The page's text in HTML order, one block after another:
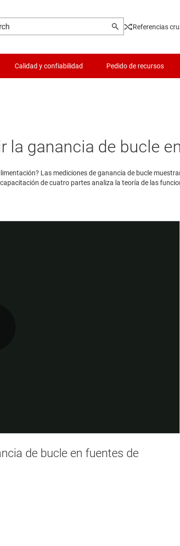
Referencias
Calidad y confiabilidad Pedido de recursos
la ganancia de bucle
Las mediciones de ganancia de bucle
de cuatro partes analiza la teoría de las
de bucle en fuentes de